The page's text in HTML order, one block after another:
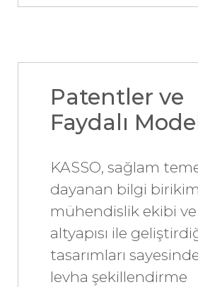
Patentler ve
Faydalı
KASSO, sağlam
dayanan bilgi
mühendislik ekibi
altyapısı ile
tasarımları
levha şekillendirme